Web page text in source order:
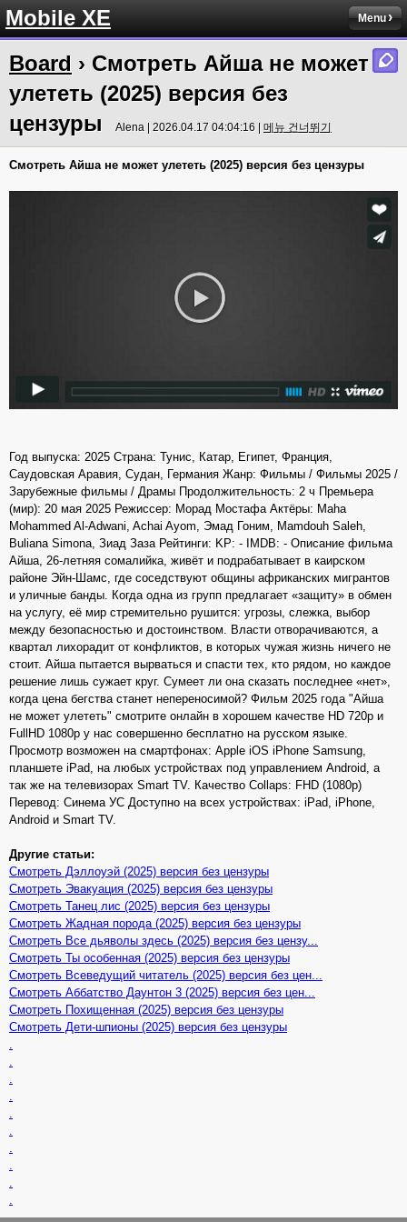
Mobile XE Menu
Board › Смотреть Айша не может
улететь (2025) версия без
цензуры
Alena | 2026.04.17 04:04:16 | 메뉴 건너뛰기
Смотреть Айша не может улететь (2025) версия без цензуры
Год выпуска: 2025 Страна: Тунис, Катар, Египет, Франция,
Саудовская Аравия, Судан, Германия Жанр: Фильмы / Фильмы 2025 /
Зарубежные фильмы / Драмы Продолжительность: 2 ч Премьера
(мир): 20 мая 2025 Режиссер: Морад Мостафа Актёры: Maha
Mohammed Al-Adwani, Achai Ayom, Эмад Гоним, Mamdouh Saleh,
Buliana Simona, Зиад Заза Рейтинги: KP: - IMDB: - Описание фильма
Айша, 26-летняя сомалийка, живёт и подрабатывает в каирском
районе Эйн-Шамс, где соседствуют общины африканских мигрантов
и уличные банды. Когда одна из групп предлагает «защиту» в обмен
на услугу, её мир стремительно рушится: угрозы, слежка, выбор
между безопасностью и достоинством. Власти отворачиваются, а
квартал лихорадит от конфликтов, в которых чужая жизнь ничего не
стоит. Айша пытается вырваться и спасти тех, кто рядом, но каждое
решение лишь сужает круг. Сумеет ли она сказать последнее «нет»,
когда цена бегства станет непереносимой? Фильм 2025 года "Айша
не может улететь" смотрите онлайн в хорошем качестве HD 720p и
FullHD 1080p у нас совершенно бесплатно на русском языке.
Просмотр возможен на смартфонах: Apple iOS iPhone Samsung,
планшете iPad, на любых устройствах под управлением Android, а
так же на телевизорах Smart TV. Качество Collaps: FHD (1080p)
Перевод: Синема УС Доступно на всех устройствах: iPad, iPhone,
Android и Smart TV.
Другие статьи:
Смотреть Дэллоуэй (2025) версия без цензуры
Смотреть Эвакуация (2025) версия без цензуры
Смотреть Танец лис (2025) версия без цензуры
Смотреть Жадная порода (2025) версия без цензуры
Смотреть Все дьяволы здесь (2025) версия без цензу...
Смотреть Ты особенная (2025) версия без цензуры
Смотреть Всеведущий читатель (2025) версия без цен...
Смотреть Аббатство Даунтон 3 (2025) версия без цен...
Смотреть Похищенная (2025) версия без цензуры
Смотреть Дети-шпионы (2025) версия без цензуры
.
.
.
.
.
.
.
.
.
.